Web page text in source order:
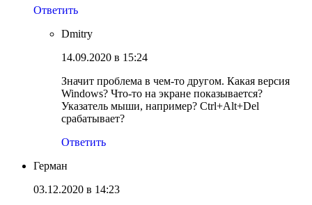
Ответить
Dmitry
14.09.2020 в 15:24
Значит проблема в чем-то другом. Какая версия
Windows? Что-то на экране показывается?
Указатель мыши, например? Ctrl+Alt+Del
срабатывает?
Ответить
Герман
03.12.2020 в 14:23